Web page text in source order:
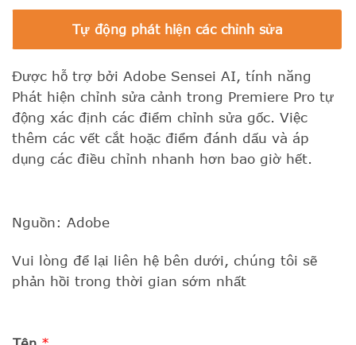
Tự động phát hiện các chỉnh sửa
Được hỗ trợ bởi Adobe Sensei AI, tính năng
Phát hiện chỉnh sửa cảnh trong Premiere Pro tự
động xác định các điểm chỉnh sửa gốc. Việc
thêm các vết cắt hoặc điểm đánh dấu và áp
dụng các điều chỉnh nhanh hơn bao giờ hết.
Nguồn: Adobe
Vui lòng để lại liên hệ bên dưới, chúng tôi sẽ
phản hồi trong thời gian sớm nhất